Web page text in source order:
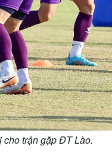
cho trận gặp ĐT Lào.